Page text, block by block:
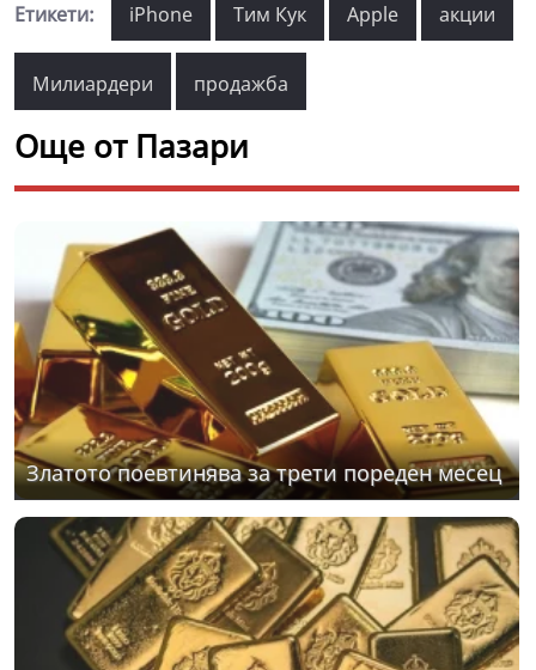
Етикети: iPhone Тим Кук Apple акции
Милиардери продажба
Още от Пазари
Златото поевтинява за трети пореден месец